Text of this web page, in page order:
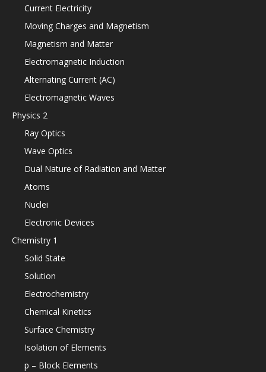
Current Electricity
Moving Charges and Magnetism
Magnetism and Matter
Electromagnetic Induction
Alternating Current (AC)
Electromagnetic Waves
Physics 2
Ray Optics
Wave Optics
Dual Nature of Radiation and Matter
Atoms
Nuclei
Electronic Devices
Chemistry 1
Solid State
Solution
Electrochemistry
Chemical Kinetics
Surface Chemistry
Isolation of Elements
p – Block Elements